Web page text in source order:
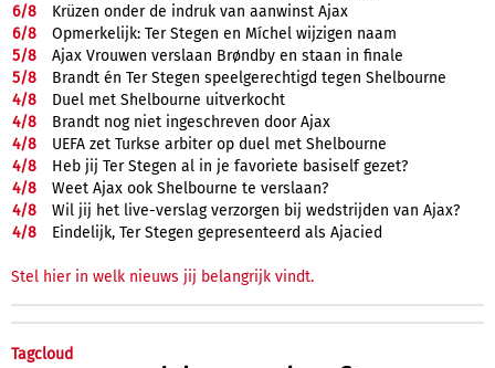
6/8
Krüzen onder de indruk van aanwinst Ajax
6/8
Opmerkelijk: Ter Stegen en Míchel wijzigen naam
5/8
Ajax Vrouwen verslaan Brøndby en staan in finale
5/8
Brandt én Ter Stegen speelgerechtigd tegen Shelbourne
4/8
Duel met Shelbourne uitverkocht
4/8
Brandt nog niet ingeschreven door Ajax
4/8
UEFA zet Turkse arbiter op duel met Shelbourne
4/8
Heb jij Ter Stegen al in je favoriete basiself gezet?
4/8
Weet Ajax ook Shelbourne te verslaan?
4/8
Wil jij het live-verslag verzorgen bij wedstrijden van Ajax?
4/8 Eindelijk, Ter Stegen gepresenteerd als Ajacied
Stel hier in welk nieuws jij belangrijk vindt.
Tagcloud